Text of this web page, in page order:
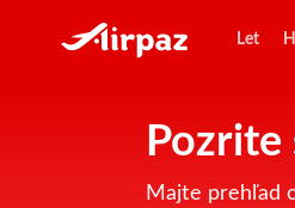
Let
Majte prehľad